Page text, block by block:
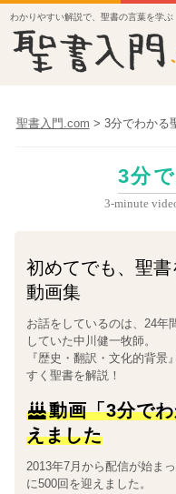
わかりやすい解説で、聖書の言葉を学ぶ
聖書入門.com > 3分でわかる
3分
3-minute
初めてでも、聖
動画集
お話をしているのは、24年
していた中川健一牧師。
『歴史・翻訳・文化的背
すく聖書を解説！
動画「3分で
えました
2013年7月から配信が始ま
に500回を迎えました。